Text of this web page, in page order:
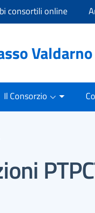
consortili online
Valdarno
Il Consorzio